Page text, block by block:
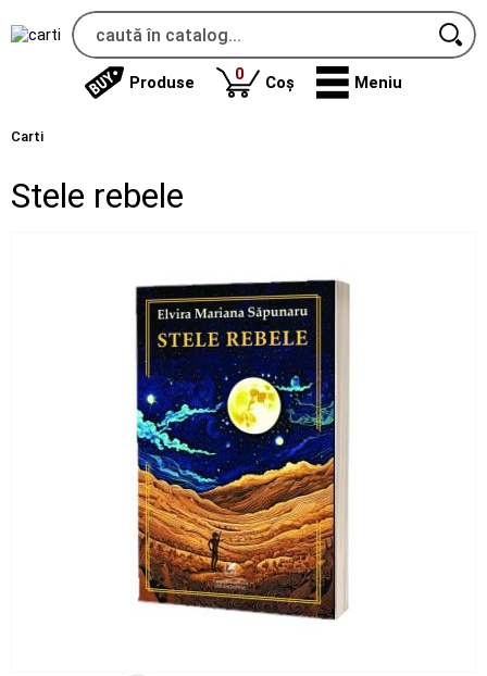
Produse 0produse
Coș Meniu
Carti
Stele rebele